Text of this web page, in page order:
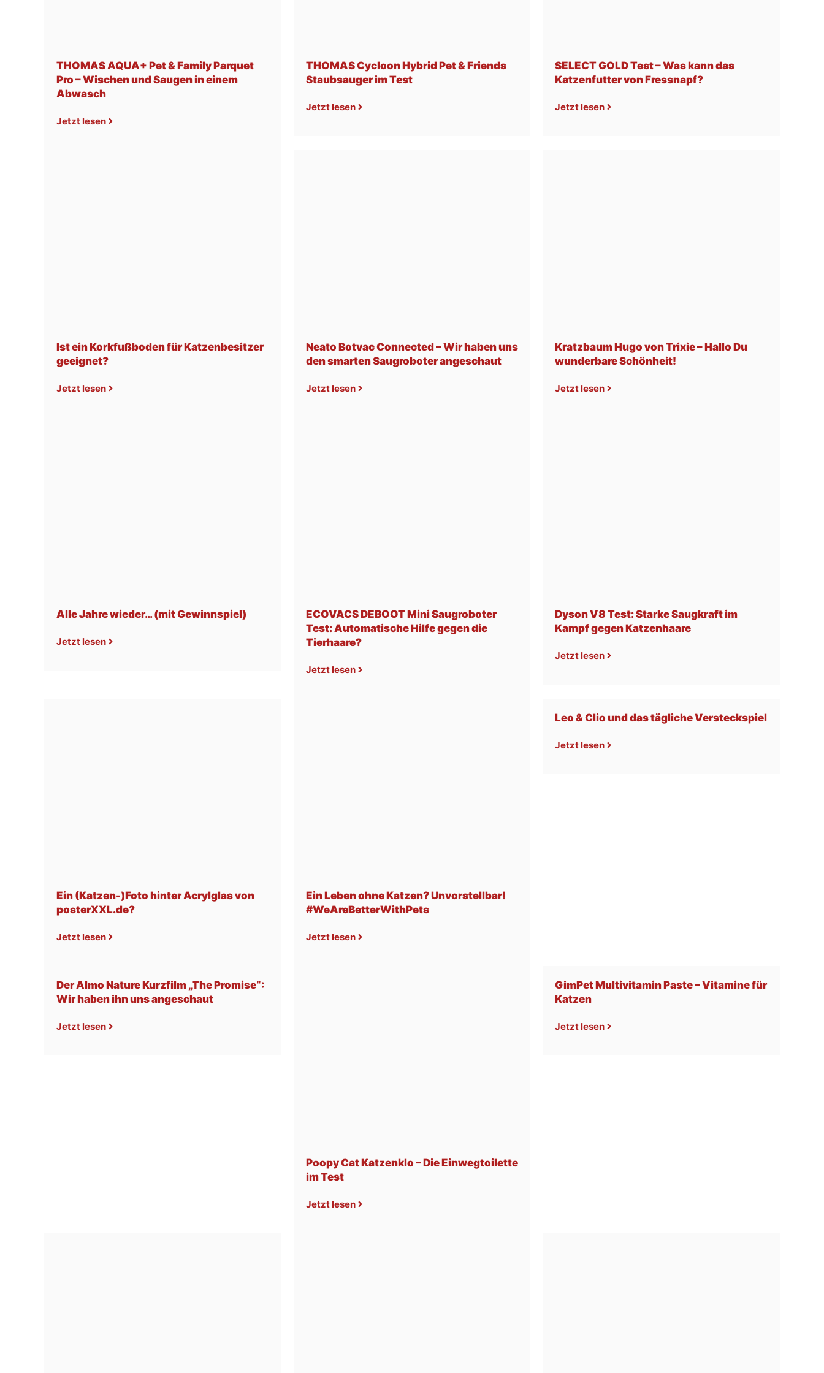
THOMAS AQUA+ Pet & Family Parquet
Pro – Wischen und Saugen in einem
Abwasch
Jetzt lesen
THOMAS Cycloon Hybrid Pet & Friends
Staubsauger im Test
Jetzt lesen
SELECT GOLD Test – Was kann das
Katzenfutter von Fressnapf?
Jetzt lesen
Ist ein Korkfußboden für Katzenbesitzer
geeignet?
Jetzt lesen
Neato Botvac Connected – Wir haben uns
den smarten Saugroboter angeschaut
Jetzt lesen
Kratzbaum Hugo von Trixie – Hallo Du
wunderbare Schönheit!
Jetzt lesen
Alle Jahre wieder… (mit Gewinnspiel)
Jetzt lesen
ECOVACS DEBOOT Mini Saugroboter
Test: Automatische Hilfe gegen die
Tierhaare?
Jetzt lesen
Dyson V8 Test: Starke Saugkraft im
Kampf gegen Katzenhaare
Jetzt lesen
Ein (Katzen-)Foto hinter Acrylglas von
posterXXL.de?
Jetzt lesen
Ein Leben ohne Katzen? Unvorstellbar!
#WeAreBetterWithPets
Jetzt lesen
Leo & Clio und das tägliche Versteckspiel
Jetzt lesen
Der Almo Nature Kurzfilm „The Promise“:
Wir haben ihn uns angeschaut
Jetzt lesen
Poopy Cat Katzenklo – Die Einwegtoilette
im Test
Jetzt lesen
GimPet Multivitamin Paste – Vitamine für
Katzen
Jetzt lesen